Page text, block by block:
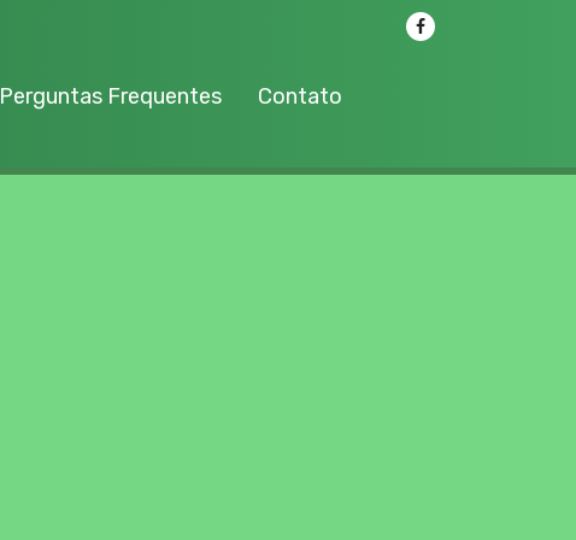
Perguntas Frequentes Contato